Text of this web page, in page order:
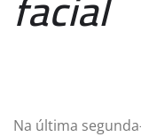
Na última